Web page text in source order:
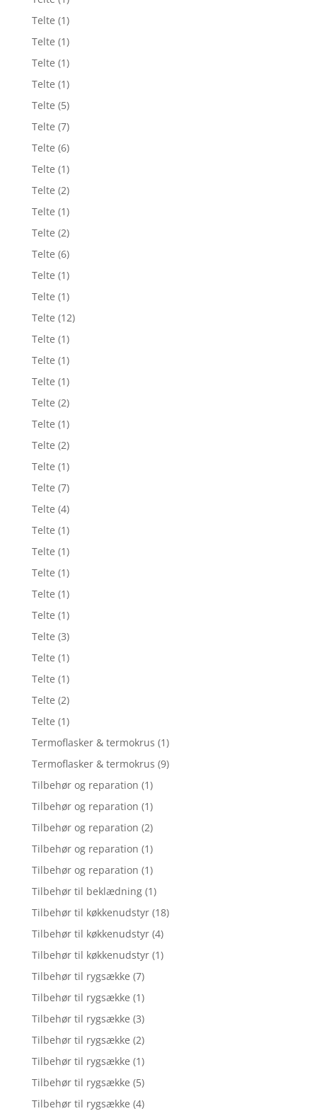
Telte (1)
Telte (1)
Telte (1)
Telte (1)
Telte (5)
Telte (7)
Telte (6)
Telte (1)
Telte (2)
Telte (1)
Telte (2)
Telte (6)
Telte (1)
Telte (1)
Telte (12)
Telte (1)
Telte (1)
Telte (1)
Telte (2)
Telte (1)
Telte (2)
Telte (1)
Telte (7)
Telte (4)
Telte (1)
Telte (1)
Telte (1)
Telte (1)
Telte (1)
Telte (3)
Telte (1)
Telte (1)
Telte (2)
Telte (1)
Termoflasker & termokrus (1)
Termoflasker & termokrus (9)
Tilbehør og reparation (1)
Tilbehør og reparation (1)
Tilbehør og reparation (2)
Tilbehør og reparation (1)
Tilbehør og reparation (1)
Tilbehør til beklædning (1)
Tilbehør til køkkenudstyr (18)
Tilbehør til køkkenudstyr (4)
Tilbehør til køkkenudstyr (1)
Tilbehør til rygsække (7)
Tilbehør til rygsække (1)
Tilbehør til rygsække (3)
Tilbehør til rygsække (2)
Tilbehør til rygsække (1)
Tilbehør til rygsække (5)
Tilbehør til rygsække (4)